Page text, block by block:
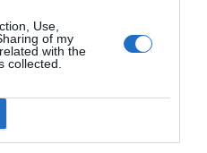
Use,
of my
with the
collected.